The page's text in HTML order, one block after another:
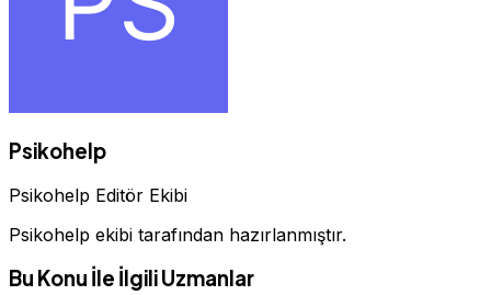
Psikohelp
Psikohelp Editör Ekibi
Psikohelp ekibi tarafından hazırlanmıştır.
Bu Konu İle İlgili Uzmanlar